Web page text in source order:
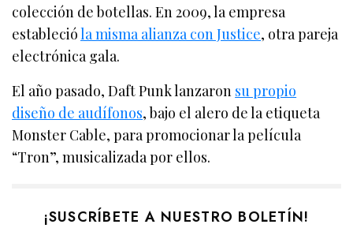
colección de botellas. En 2009, la empresa
establecióla misma alianza con Justice, otra pareja
electrónica gala.
El año pasado, Daft Punk lanzaron su propio
diseño de audífonos, bajo el alero de la etiqueta
Monster Cable, para promocionar la película
“Tron”, musicalizada por ellos.
¡SUSCRÍBETE A NUESTRO BOLETÍN!